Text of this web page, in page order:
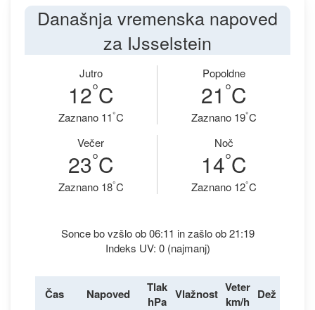
Današnja vremenska napoved
za IJsselstein
Jutro
12°C
Zaznano 11°C
Popoldne
21 °C
Zaznano 19°C
Večer
23°C
Zaznano 18°C
Noč
14°C
Zaznano 12°C
Sonce bo vzšlo ob 06:11 in zašlo ob 21:19
Indeks UV: 0 (najmanj)
Čas Napoved
Tlak
hPa Vlažnost Veter
km/h Dež